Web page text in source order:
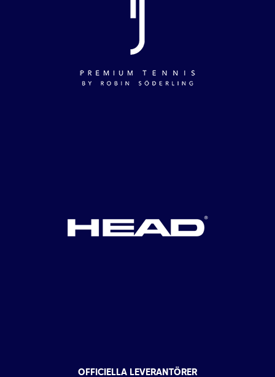
OFFICIELLA LEVERANTÖRER